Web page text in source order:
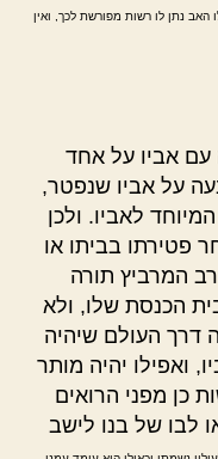
נתן לו רשות מפורשת לכך, ואין
עם אביו על אחד
על אביו שנפטר,
לאביו. ולכן
פטירתו בביתו או
המרביץ תורה
הכנסת שלו, ולא
דרך העולם שיהיה
ואפילו יהיה מותר
כן מפני הרואים
לבו של בנו לישב